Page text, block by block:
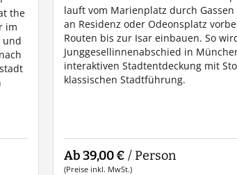
the
im
und
lauft vom Marienplatz durch
an Residenz oder Odeonsplatz
Routen bis zur Isar einbauen. So
Junggesellinnenabschied in
interaktiven Stadtentdeckung mit
klassischen Stadtführung.
Ab 39,00 € / Person
(Preise inkl. MwSt.)